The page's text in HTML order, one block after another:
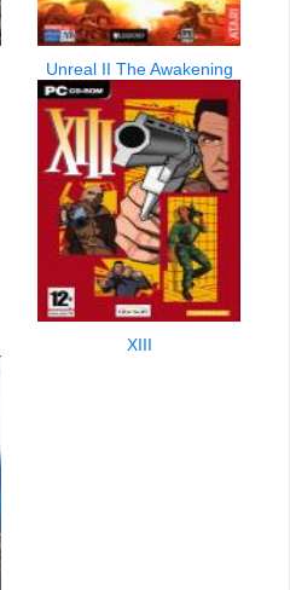
Unreal II The Awakening
XIII